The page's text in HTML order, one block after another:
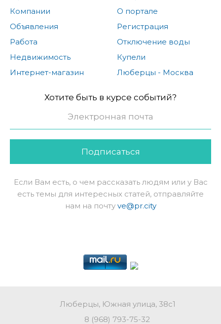
Компании
Объявления
Работа
Недвижимость
Интернет-магазин
О портале
Регистрация
Отключение воды
Купели
Люберцы - Москва
Хотите быть в курсе событий?
Подписаться
Если Вам есть, о чем рассказать людям или у Вас
есть темы для интересных статей, отправляйте
нам на почту ve@pr.city
Люберцы, Южная улица, 38с1
8 (968) 793-75-32